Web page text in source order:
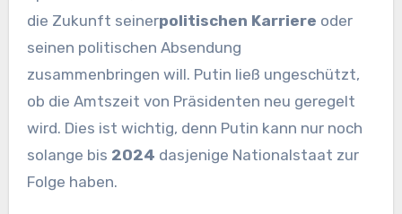
die Zukunft seinerpolitischen Karriere oder
seinen politischen Absendung
zusammenbringen will. Putin ließ ungeschützt,
ob die Amtszeit von Präsidenten neu geregelt
wird. Dies ist wichtig, denn Putin kann nur noch
solange bis 2024 dasjenige Nationalstaat zur
Folge haben.